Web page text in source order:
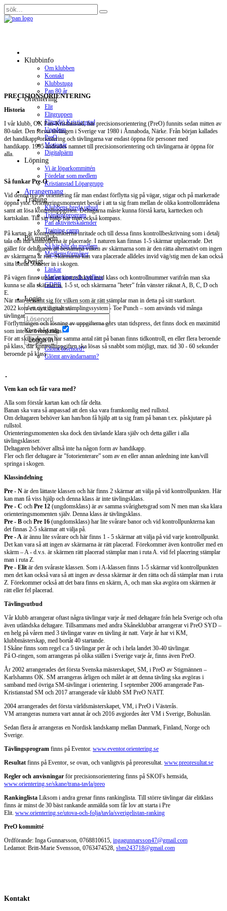
Klubbinfo
Om klubben
Kontakt
Klubbstuga
Pan 80 år
Orientering
Elit
Elitgruppen
Elitmiljö Kristianstad
Ungdom
PreO
Motionär
Digitalpärm
Löpning
Vi är löparkommittén
Fördelar som medlem
Kristianstad Löpargrupp
Arrangemang
Träning
Klubbens breda utbud
Träningsprogram
Pan aktivitetskalender
Training camp
Bli medlem
Så här blir du medlem
Medlemsförmåner
Övrigt
Länkar
Matlagning och stadlista
GDPR
Login
Kom ihåg mig
Logga in
Glömt lösenord?
Glömt användarnamn?
PRECISIONSORIENTERING
Historia
I vår klubb, OK Pan-Kristianstad, har precisionsorientering (PreO) funnits sedan mitten av
80-talet. Den första tävlingen i Sverige var 1980 i Ånnaboda, Närke. Från början kallades
det handikapp-orientering och tävlingarna var endast öppna för personer med
handikapp. 1995 ändrades namnet till precisionsorientering och tävlingarna är öppna för
alla.
Så funkar Pre-O
Vid denna typ av orientering får man endast förflytta sig på vägar, stigar och på markerade
öppna ytor. Orienteringsmomentet består i att ta sig fram mellan de olika kontrollområdena
samt att lösa kontrolluppgiften. Deltagarna måste kunna förstå karta, karttecken och
kartskalan. Till sin hjälp har man också kompass.
På kartan är kontrollpunkterna inritade och till dessa finns kontrollbeskrivning som i detalj
tala om hur kontrollerna är placerade. I naturen kan finnas 1-5 skärmar utplacerade. Det
gäller för deltagaren att bestämma vilken av skärmarna som är den rätta alternativt om ingen
av skärmarna är rätt. Skärmarna kan vara placerade alldeles invid väg/stig men de kan också
sitta bortåt 50meter in i skogen.
På vägen finns utsatt en kontrollskylt med klass och kontrollnummer varifrån man ska
kunna se alla skärmarna, 1-5 st, och skärmarna ”heter” från vänster räknat A, B, C, D och
E.
När man bestämt sig för vilken som är rätt stämplar man in detta på sitt startkort.
2022 kom ett nytt digitalt stämplingssystem - Toe Punch – som används vid många
tävlingar.
Förflyttningen och lösning av uppgifterna görs utan tidspress, det finns dock en maximitid
som inte får överskridas.
För att skilja de som har samma antal rätt på banan finns tidkontroll, en eller flera beroende
på klass, där kontrolluppgiften ska lösas så snabbt som möjligt, max. tid 30 - 60 sekunder
beroende på klass.
Vem kan och får vara med?
Alla som förstår kartan kan och får delta.
Banan ska vara så anpassad att den ska vara framkomlig med rullstol.
Om deltagaren behöver kan han/hon få hjälp att ta sig fram på banan t.ex. påskjutare på
rullstol.
Orienteringsmomenten ska dock den tävlande klara själv och detta gäller i alla
tävlingsklasser.
Deltagaren behöver alltså inte ha någon form av handikapp.
Fler och fler deltagare är ”fotorienterare” som av en eller annan anledning inte kan/vill
springa i skogen.
Klassindelning
Pre - N är den lättaste klassen och här finns 2 skärmar att välja på vid kontrollpunkten. Här
kan man få viss hjälp och denna klass är inte tävlingsklass.
Pre - C och Pre 12 (ungdomsklass) är av samma svårighetsgrad som N men man ska klara
orienteringsmomenten själv. Denna klass är tävlingsklass.
Pre - B och Pre 16 (ungdomsklass) har lite svårare banor och vid kontrollpunkterna kan
det finnas 2-5 skärmar att välja på.
Pre - A är ännu lite svårare och här finns 1 - 5 skärmar att välja på vid varje kontrollpunkt.
Det kan vara så att ingen av skärmarna är rätt placerad. Förekommer även kontroller med en
skärm – A - d.v.s. är skärmen rätt placerad stämplar man i ruta A. vid fel placering stämplar
man i ruta Z.
Pre - Elit är den svåraste klassen. Som i A-klassen finns 1-5 skärmar vid kontrollpunkten
men det kan också vara så att ingen av dessa skärmar är den rätta och då stämplar man i ruta
Z. Förekommer också att det bara finns en skärm, A, och man ska avgöra om skärmen är
rätt eller fel placerad.
Tävlingsutbud
Vår klubb arrangerar oftast några tävlingar varje år med deltagare från hela Sverige och ofta
även utländska deltagare. Tillsammans med andra Skåneklubbar arrangerar vi PreO SYD –
en helg på våren med 3 tävlingar varav en tävling är natt. Varje år har vi KM,
klubbmästerskap, med bortåt 40 startande.
I Skåne finns som regel c:a 5 tävlingar per år och i hela landet 30-40 tävlingar.
På O-ringen, som arrangeras på olika ställen i Sverige varje år, finns även PreO.
År 2002 arrangerades det första Svenska mästerskapet, SM, i PreO av Stigmännen –
Karlshamns OK. SM arrangeras årligen och målet är att denna tävling ska avgöras i
samband med övriga SM-tävlingar i orientering. I september 2006 arrangerade Pan-
Kristianstad SM och 2017 arrangerade vår klubb SM PreO NATT.
2004 arrangerades det första världsmästerskapet, VM, i PreO i Västerås.
VM arrangeras numera vart annat år och 2016 avgjordes åter VM i Sverige, Bohuslän.
Sedan flera år arrangeras en Nordisk landskamp mellan Danmark, Finland, Norge och
Sverige.
Tävlingsprogram finns på Eventor. www.eventor.orientering.se
Resultat finns på Eventor, se ovan, och vanligtvis på preoresultat. www.preoresultat.se
Regler och anvisningar för precisionsorientering finns på SKOFs hemsida,
www.orientering.se/skane/trana-tavla/preo
Rankinglista Liksom i andra grenar finns rankinglista. Till större tävlingar där elitklass
finns är minst de 30 bäst rankande anmälda som får lov att starta i Pre
Elit. www.orientering.se/utova-och-folja/tavla/sverigelistan-ranking
PreO kommitté
Ordförande: Inga Gunnarsson, 0768810615, ingagunnarsson47@gmail.com
Ledamot: Britt-Marie Svensson, 0763474528, sbm243718@gmail.com
Kontakt